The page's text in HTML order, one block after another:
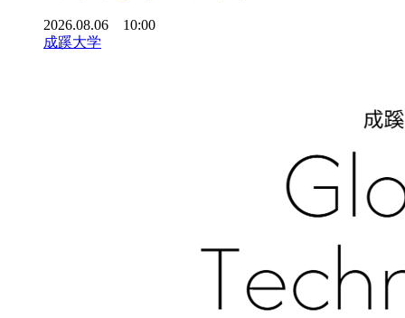
2026.08.06 10:00
成蹊大学